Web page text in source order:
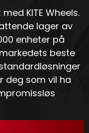
KITE Wheels.
lager av
enheter på
beste
deg som vil ha